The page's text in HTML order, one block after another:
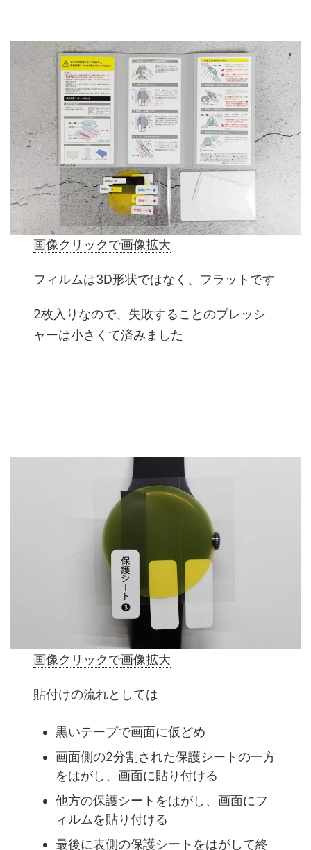
画像クリックで画像拡大
フィルムは3D形状ではなく、フラットです
2枚入りなので、失敗することのプレッシ
ャーは小さくて済みました
画像クリックで画像拡大
貼付けの流れとしては
黒いテープで画面に仮どめ
画面側の2分割された保護シートの一方
をはがし、画面に貼り付ける
他方の保護シートをはがし、画面にフ
ィルムを貼り付ける
最後に表側の保護シートをはがして終